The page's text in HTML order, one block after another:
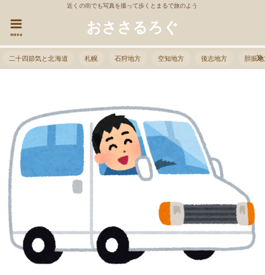
近くの街でも写真を撮って歩くとまるで旅のよう
おささるろぐ
menu
二十四節気と北海道 札幌 石狩地方 空知地方 後志地方 胆振